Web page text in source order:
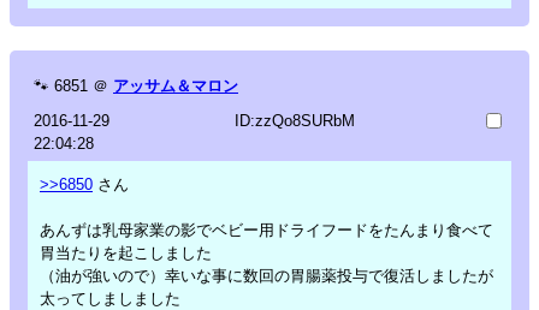
🐾 6851 ＠ アッサム＆マロン
2016-11-29
22:04:28
ID:zzQo8SURbM
>>6850 さん
あんずは乳母家業の影でベビー用ドライフードをたんまり食べて
胃当たりを起こしました
（油が強いので）幸いな事に数回の胃腸薬投与で復活しましたが
太ってしましました